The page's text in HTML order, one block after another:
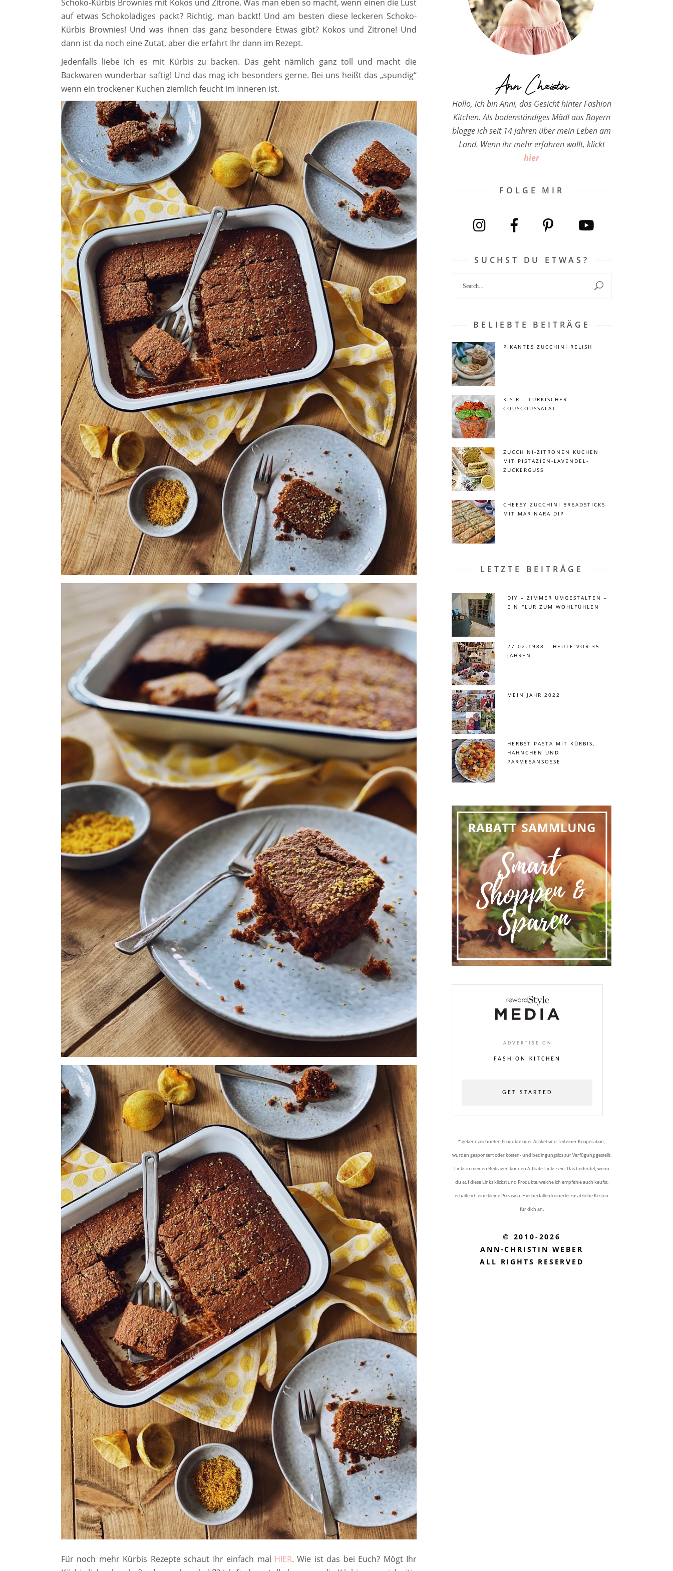
Schoko-Kürbis Brownies mit Kokos und Zitrone. Was man eben so macht, wenn einen die Lust
auf etwas Schokoladiges packt? Richtig, man backt! Und am besten diese leckeren Schoko-
Kürbis Brownies! Und was ihnen das ganz besondere Etwas gibt? Kokos und Zitrone! Und
dann ist da noch eine Zutat, aber die erfahrt Ihr dann im Rezept.
Jedenfalls liebe ich es mit Kürbis zu backen. Das geht nämlich ganz toll und macht die
Backwaren wunderbar saftig! Und das mag ich besonders gerne. Bei uns heißt das „spundig“
wenn ein trockener Kuchen ziemlich feucht im Inneren ist.
Für noch mehr Kürbis Rezepte schaut Ihr einfach mal HIER. Wie ist das bei Euch? Mögt Ihr
Ann Christin
Hallo, ich bin Anni, das Gesicht hinter Fashion
Kitchen. Als bodenständiges Mädl aus Bayern
blogge ich seit 14 Jahren über mein Leben am
Land. Wenn ihr mehr erfahren wollt, klickt
hier
FOLGE MIR
SUCHST DU ETWAS?
BELIEBTE BEITRÄGE
PIKANTES ZUCCHINI RELISH
KISIR – TÜRKISCHER
COUSCOUSSALAT
ZUCCHINI-ZITRONEN KUCHEN
MIT PISTAZIEN-LAVENDEL-
ZUCKERGUSS
CHEESY ZUCCHINI BREADSTICKS
MIT MARINARA DIP
LETZTE BEITRÄGE
DIY – ZIMMER UMGESTALTEN –
EIN FLUR ZUM WOHLFÜHLEN
27.02.1988 – HEUTE VOR 35
JAHREN
MEIN JAHR 2022
HERBST PASTA MIT KÜRBIS,
HÄHNCHEN UND
PARMESANSOSSE
ADVERTISE ON
FASHION KITCHEN
GET STARTED
* gekennzeichneten Produkte oder Artikel sind Teil einer Kooperation,
wurden gesponsert oder kosten- und bedingungslos zur Verfügung gestellt.
Links in meinen Beiträgen können Affiliate-Links sein. Das bedeutet, wenn
du auf diese Links klickst und Produkte, welche ich empfehle auch kaufst,
erhalte ich eine kleine Provision. Hierbei fallen keinerlei zusätzliche Kosten
für dich an.
© 2010-2026
ANN-CHRISTIN WEBER
ALL RIGHTS RESERVED